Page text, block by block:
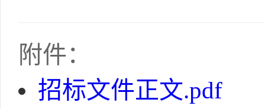
附件：
招标文件正文.pdf